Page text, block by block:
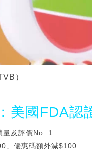
）
美國FDA認
量及評價No. 1
」優惠碼額外減$100